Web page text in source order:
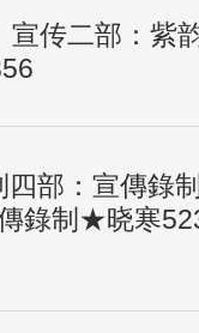
宣传二部：紫
四部：宣傳錄
錄制★晓寒